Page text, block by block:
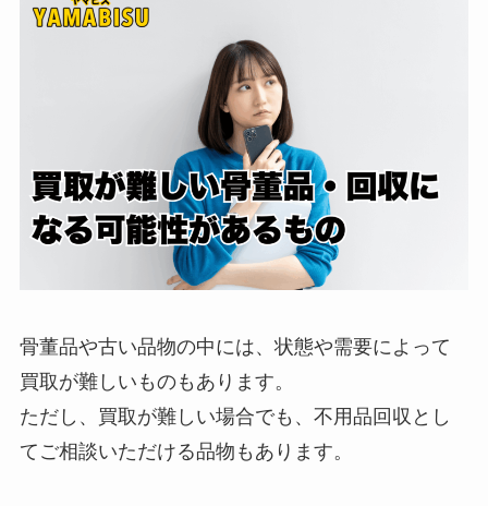
骨董品や古い品物の中には、状態や需要によって
買取が難しいものもあります。
ただし、買取が難しい場合でも、不用品回収とし
てご相談いただける品物もあります。